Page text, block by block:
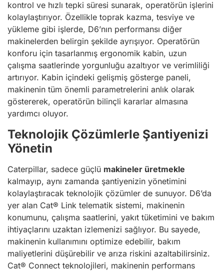
kontrol ve hızlı tepki süresi sunarak, operatörün işlerini
kolaylaştırıyor. Özellikle toprak kazma, tesviye ve
yükleme gibi işlerde, D6’nın performansı diğer
makinelerden belirgin şekilde ayrışıyor. Operatörün
konforu için tasarlanmış ergonomik kabin, uzun
çalışma saatlerinde yorgunluğu azaltıyor ve verimliliği
artırıyor. Kabin içindeki gelişmiş gösterge paneli,
makinenin tüm önemli parametrelerini anlık olarak
göstererek, operatörün bilinçli kararlar almasına
yardımcı oluyor.
Teknolojik Çözümlerle Şantiyenizi
Yönetin
Caterpillar, sadece güçlü makineler üretmekle
kalmayıp, aynı zamanda şantiyenizin yönetimini
kolaylaştıracak teknolojik çözümler de sunuyor. D6’da
yer alan Cat® Link telematik sistemi, makinenin
konumunu, çalışma saatlerini, yakıt tüketimini ve bakım
ihtiyaçlarını uzaktan izlemenizi sağlıyor. Bu sayede,
makinenin kullanımını optimize edebilir, bakım
maliyetlerini düşürebilir ve arıza riskini azaltabilirsiniz.
Cat® Connect teknolojileri, makinenin performans